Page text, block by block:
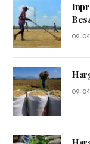
09-
09-